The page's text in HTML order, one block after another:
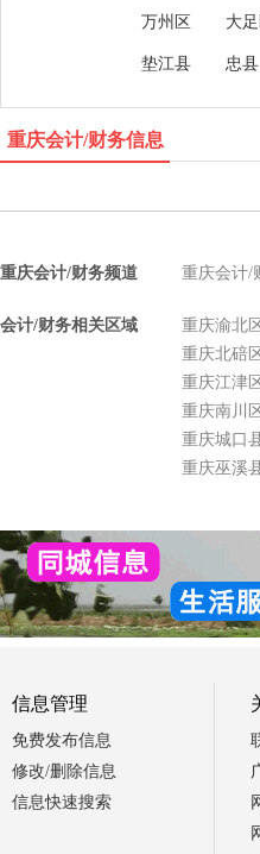
万州区 大
垫江县 忠县
重庆会计/财务信息
重庆会计/财务频道 重庆会计/
会计/财务相关区域 重庆渝北
重庆北碚
重庆江津
重庆南川
重庆城口
重庆巫溪
信息管理
免费发布信息
修改/删除信息
信息快速搜索